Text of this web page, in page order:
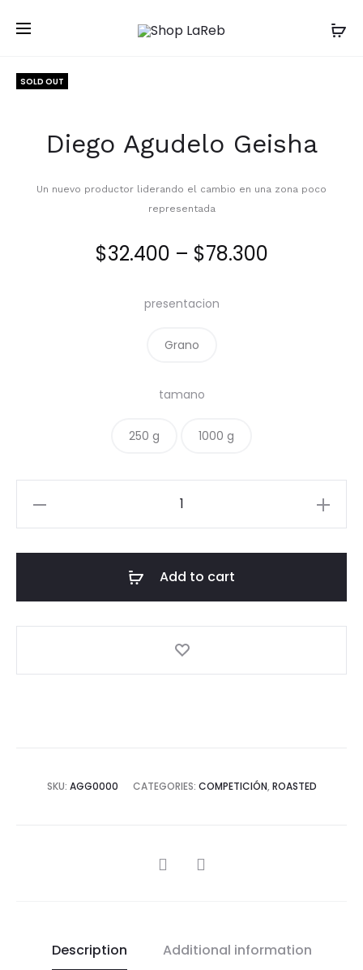
SOLD OUT
Diego Agudelo Geisha
Un nuevo productor liderando el cambio en una zona poco
representada
$32.400 – $78.300Price
presentacion
Grano
tamano
250 g 1000 g
Add to cart
SKU: AGG0000 CATEGORIES: COMPETICIÓN, ROASTED
SHARE
Description Additional information